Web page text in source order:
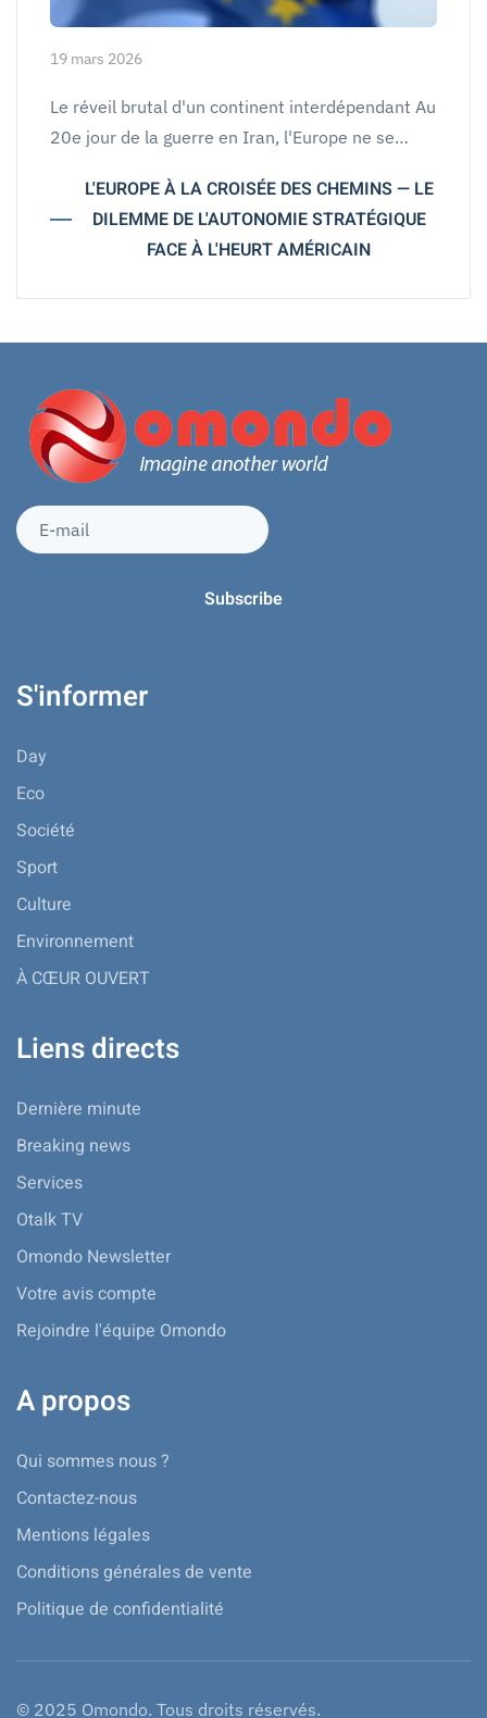
19 mars 2026
Le réveil brutal d'un continent interdépendant Au
20e jour de la guerre en Iran, l'Europe ne se…
L'EUROPE À LA CROISÉE DES CHEMINS — LE
DILEMME DE L'AUTONOMIE STRATÉGIQUE
FACE À L'HEURT AMÉRICAIN
S'informer
Day
Eco
Société
Sport
Culture
Environnement
À CŒUR OUVERT
Liens directs
Dernière minute
Breaking news
Services
Otalk TV
Omondo Newsletter
Votre avis compte
Rejoindre l'équipe Omondo
A propos
Qui sommes nous ?
Contactez-nous
Mentions légales
Conditions générales de vente
Politique de confidentialité
© 2025 Omondo. Tous droits réservés.